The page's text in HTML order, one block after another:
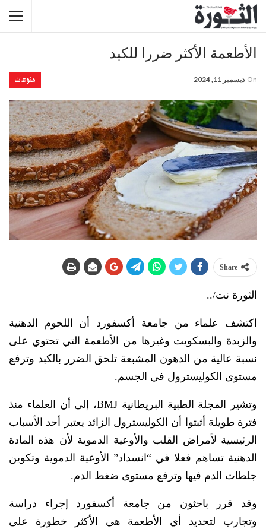
الأطعمة الأكثر ضررا للكبد
منوعات On ديسمبر 11, 2024
Share
الثورة نت/..
اكتشف علماء من جامعة أكسفورد أن اللحوم الدهنية
والزبدة والبسكويت وغيرها من الأطعمة التي تحتوي على
نسبة عالية من الدهون المشبعة تلحق الضرر بالكبد وترفع
مستوى الكوليسترول في الجسم.
وتشير المجلة الطبية البريطانية BMJ، إلى أن العلماء منذ
فترة طويلة أثبتوا أن الكوليسترول الزائد يعتبر أحد الأسباب
الرئيسية لأمراض القلب والأوعية الدموية لأن هذه المادة
الدهنية تساهم فعلا في “انسداد” الأوعية الدموية وتكوين
جلطات الدم فيها وترفع مستوى ضغط الدم.
وقد قرر باحثون من جامعة أكسفورد إجراء دراسة
وتجارب لتحديد أي الأطعمة هي الأكثر خطورة على